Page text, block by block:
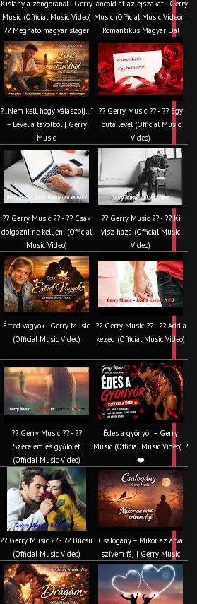
Kislány a zongoránál - Gerry
Music (Official Music Video)
?? Megható magyar sláger
Táncold át az éjszakát - Gerry
Music (Official Music Video) |
Romantikus Magyar Dal
? „Nem kell, hogy válaszolj…”
– Levél a távolból | Gerry
Music
?? Gerry Music ?? - ?? Egy
buta levél (Official Music
Video)
?? Gerry Music ?? - ?? Csak
dolgozni ne kelljen! (Official
Music Video)
?? Gerry Music ?? - ?? Ki
visz haza (Official Music
Video)
Érted vagyok - Gerry Music
(Official Music Video)
?? Gerry Music ?? - ?? Add a
kezed (Official Music Video)
?? Gerry Music ?? - ??
Szerelem és gyűlölet
(Official Music Video)
Édes a gyönyör – Gerry
Music (Official Music Video) ?
❤️
?? Gerry Music ?? - ?? Búcsú
(Official Music Video)
Csalogány – Mikor az árva
szívem fáj | Gerry Music